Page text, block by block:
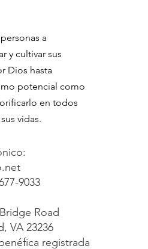
a
y cultivar sus
Dios hasta
potencial como
en todos
vidas.
9033
Road
VA 23236
registrada